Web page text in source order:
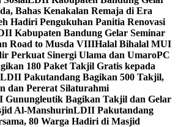
Bahas Kenakalan Remaja di Era
Hadiri Pengukuhan Panitia Renovasi
Kabupaten Bandung Gelar Seminar
Road to Musda VIIIHalal Bihalal MUI
Perkuat Sinergi Ulama dan UmaroPC
180 Paket Takjil Gratis kepada
Pakutandang Bagikan 500 Takjil,
dan Pererat Silaturahmi
Gunungleutik Bagikan Takjil dan Gelar
Al-ManshurinLDII Pakutandang
80 Warga Hadiri di Masjid